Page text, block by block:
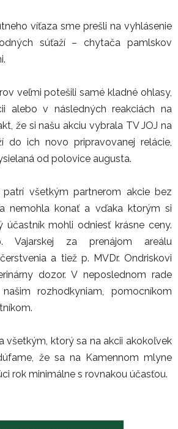
víťaza sme prešli na vyhlásenie
súťaží – chytača pamlskov
veľmi potešili samé kladné ohlasy,
alebo v následných reakciách na
že si našu akciu vybrala TV JOJ na
do ich novo pripravovanej relácie,
od polovice augusta.
patrí všetkým partnerom akcie bez
nemohla konať a vďaka ktorým si
účastník mohli odniesť krásne ceny.
Vajarskej za prenájom areálu
a tiež p. MVDr. Ondriskovi
dozor. V neposlednom rade
rozhodkyniam, pomocníkom
všetkým, ktorý sa na akcii akokoľvek
že sa na Kamennom mlyne
rok minimálne s rovnakou účasťou.